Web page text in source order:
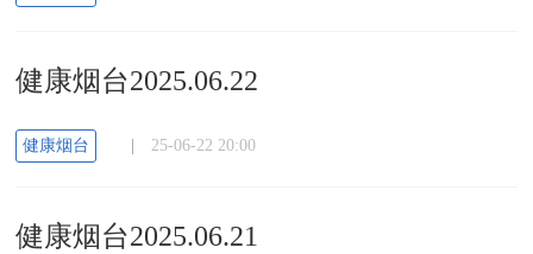
健康烟台2025.06.22
健康烟台 |25-06-22 20:00
健康烟台2025.06.21